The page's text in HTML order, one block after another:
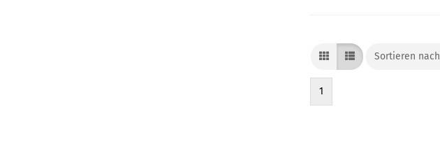
Sortieren nach
Sortieren nach
1